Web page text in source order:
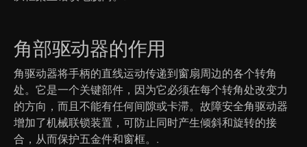
角部驱动器的作用
角驱动器将手柄的直线运动传递到窗扇周边的各个转角
处。它是一个关键部件，因为它必须在每个转角处改变力
的方向，而且不能有任何间隙或卡滞。故障安全角驱动器
增加了机械联锁装置，可防止同时产生倾斜和旋转的接
合，从而保护五金件和窗框。.